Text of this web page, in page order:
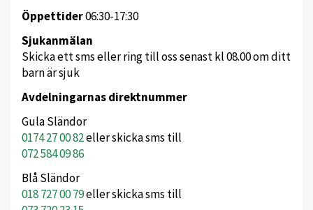
Öppettider06:30-17:30
Sjukanmälan
Skicka ett sms eller ring till oss senast kl 08.00 om ditt
barn är sjuk
Avdelningarnas direktnummer
Gula Sländor
0174 27 00 82eller skicka sms till
072 584 09 86
Blå Sländor
018 727 00 79eller skicka sms till